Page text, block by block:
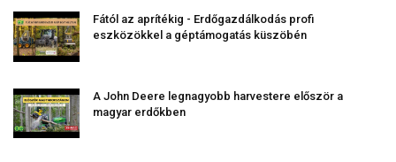
Fától az aprítékig - Erdőgazdálkodás profi
eszközökkel a géptámogatás küszöbén
A John Deere legnagyobb harvestere először a
magyar erdőkben